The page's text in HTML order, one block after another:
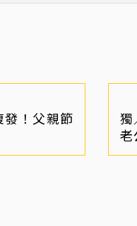
！父親節
獨
老